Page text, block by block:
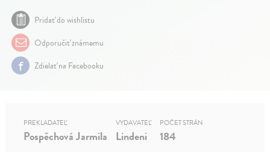
Pridať do wishlistu
Odporučiť známemu
Zdielať na Facebooku
PREKLADATEĽ
Pospěchová Jarmila
VYDAVATEĽ
Lindeni
POČET STRÁN
184